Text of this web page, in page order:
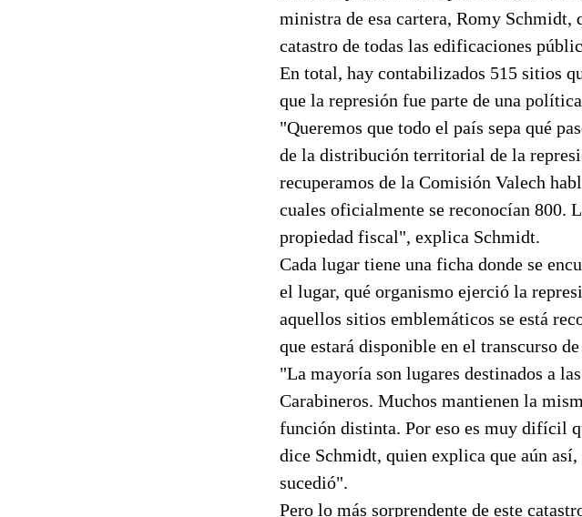
ministra de esa cartera, Romy Schmidt,
catastro de todas las edificaciones
En total, hay contabilizados 515 sitios
que la represión fue parte de una
"Queremos que todo el país sepa qué
de la distribución territorial de la
recuperamos de la Comisión Valech
cuales oficialmente se reconocían 800.
propiedad fiscal", explica Schmidt.
Cada lugar tiene una ficha donde se
el lugar, qué organismo ejerció la
aquellos sitios emblemáticos se está
que estará disponible en el transcurso
"La mayoría son lugares destinados a
Carabineros. Muchos mantienen la
función distinta. Por eso es muy difícil
dice Schmidt, quien explica que aún
sucedió".
Pero lo más sorprendente de este